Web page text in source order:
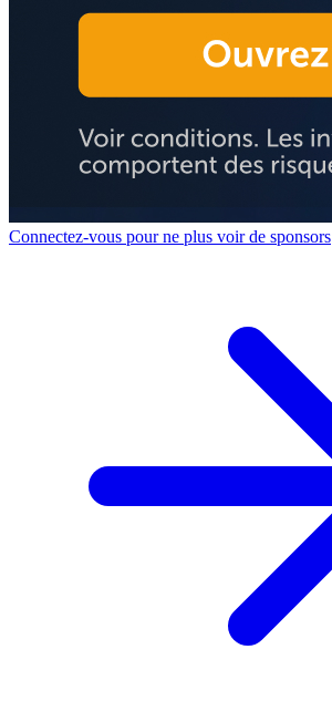
Connectez-vous pour ne plus voir de sponsors